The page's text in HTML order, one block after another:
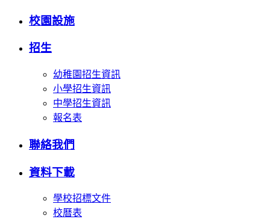
校園設施
招生
幼稚園招生資訊
小學招生資訊
中學招生資訊
報名表
聯絡我們
資料下載
學校招標文件
校曆表